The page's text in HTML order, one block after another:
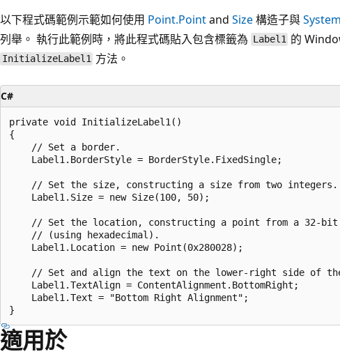
以下程式碼範例示範如何使用 Point.Pointand Size構造子與
列舉。 執行此範例時，將此程式碼貼入包含標籤為 Label1 的
InitializeLabel1 方法。
C#
private void InitializeLabel1()
{
    // Set a border.
    Label1.BorderStyle = BorderStyle.FixedSingle;
    // Set the size, constructing a size from two integers.
    Label1.Size = new Size(100, 50);
// Set the location, constructing a point from a 32-
    // (using hexadecimal).
    Label1.Location = new Point(0x280028);
// Set and align the text on the lower-right side of
    Label1.TextAlign = ContentAlignment.BottomRight;
    Label1.Text = "Bottom Right Alignment";
適用於